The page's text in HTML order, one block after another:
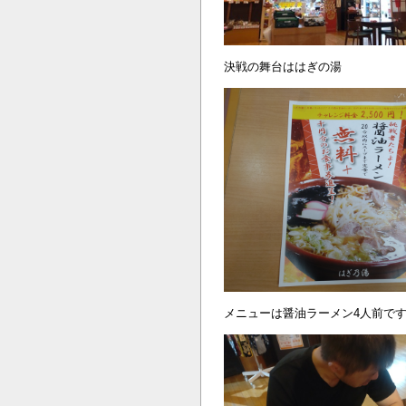
決戦の舞台ははぎの湯
メニューは醤油ラーメン4人前で